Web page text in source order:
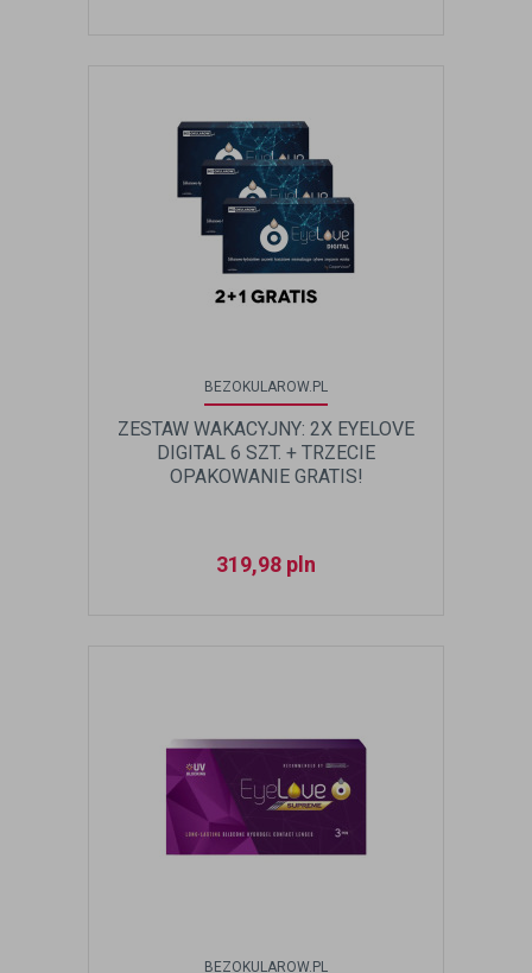
BEZOKULAROW.PL
ZESTAW WAKACYJNY: 2X EYELOVE
DIGITAL 6 SZT. + TRZECIE
OPAKOWANIE GRATIS!
319,98 pln
BEZOKULAROW.PL